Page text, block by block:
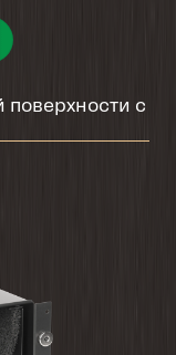
поверхности с